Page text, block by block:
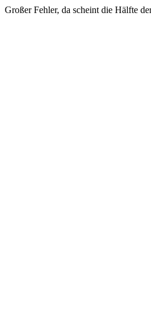
Großer Fehler, da scheint die Hälfte